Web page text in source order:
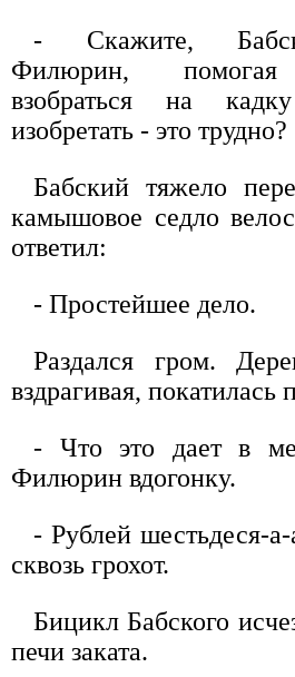
- Скажите,
Филюрин, помогая
взобраться на
изобретать - это трудно?
Бабский тяжело
камышовое седло
ответил:
- Простейшее дело.
Раздался гром.
вздрагивая, покатилась
- Что это дает в
Филюрин вдогонку.
- Рублей шестьдеся-
сквозь грохот.
Бицикл Бабского
печи заката.